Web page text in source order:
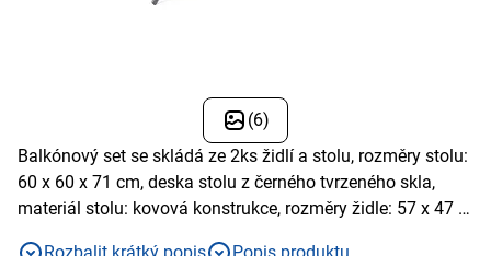
(6)
Balkónový set se skládá ze 2ks židlí a stolu, rozměry stolu:
60 x 60 x 71 cm, deska stolu z černého tvrzeného skla,
materiál stolu: kovová konstrukce, rozměry židle: 57 x 47 x